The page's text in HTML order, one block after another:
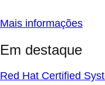
Mais informações
Em destaque
Red Hat Certified